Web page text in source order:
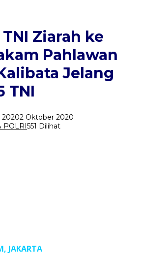
Ziarah ke
Pahlawan
Jelang
TNI
20202 Oktober 2020
POLRI551 Dilihat
JAKARTA